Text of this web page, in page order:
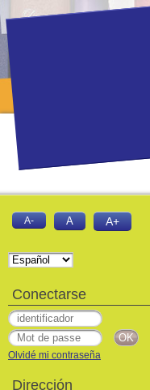
A- A A+
Conectarse
Olvidé mi contraseña
Dirección